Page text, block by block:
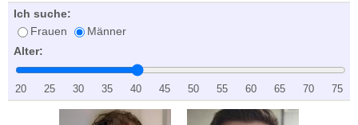
Ich suche:
Frauen
Männer
Alter:
20 25 30 35 40 45 50 55 60 65 70 75